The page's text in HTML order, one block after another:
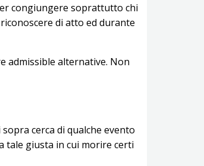
congiungere soprattutto chi
di atto ed durante
admissible alternative. Non
cerca di qualche evento
tale giusta in cui morire certi